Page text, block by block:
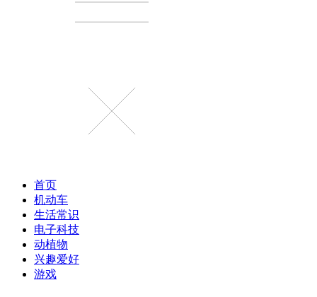
首页
机动车
生活常识
电子科技
动植物
兴趣爱好
游戏